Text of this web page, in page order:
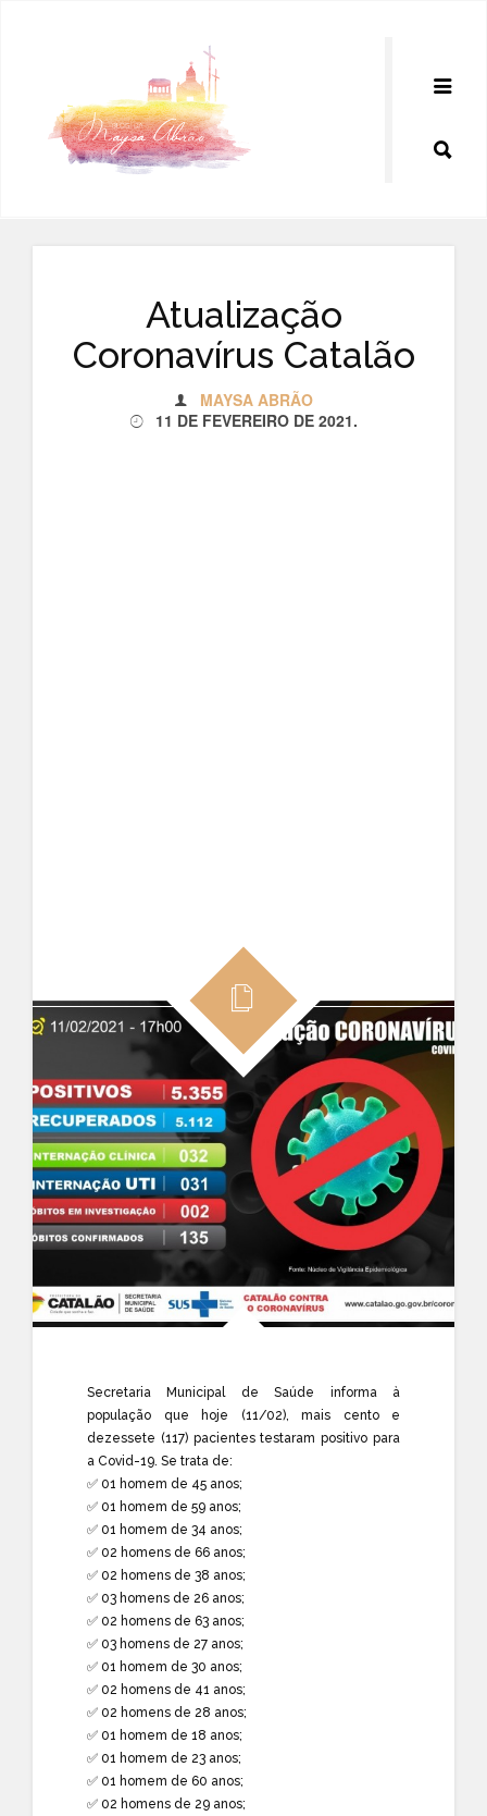
Atualização
Coronavírus Catalão
MAYSA ABRÃO
11 DE FEVEREIRO DE 2021.
Secretaria Municipal de Saúde informa à
população que hoje (11/02), mais cento e
dezessete (117) pacientes testaram positivo para
a Covid-19. Se trata de:
✅ 01 homem de 45 anos;
✅ 01 homem de 59 anos;
✅ 01 homem de 34 anos;
✅ 02 homens de 66 anos;
✅ 02 homens de 38 anos;
✅ 03 homens de 26 anos;
✅ 02 homens de 63 anos;
✅ 03 homens de 27 anos;
✅ 01 homem de 30 anos;
✅ 02 homens de 41 anos;
✅ 02 homens de 28 anos;
✅ 01 homem de 18 anos;
✅ 01 homem de 23 anos;
✅ 01 homem de 60 anos;
✅ 02 homens de 29 anos;